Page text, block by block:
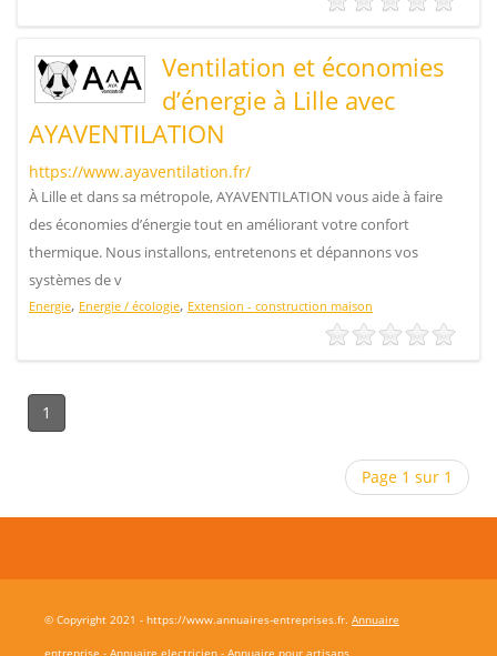
Ventilation et économies
d’énergie à Lille avec
AYAVENTILATION
https://www.ayaventilation.fr/
À Lille et dans sa métropole, AYAVENTILATION vous aide à faire
des économies d’énergie tout en améliorant votre confort
thermique. Nous installons, entretenons et dépannons vos
systèmes de v
Energie, Energie / écologie, Extension - construction maison
1
Page 1 sur 1
© Copyright 2021 - https://www.annuaires-entreprises.fr. Annuaire
entreprise - Annuaire electricien - Annuaire pour artisans